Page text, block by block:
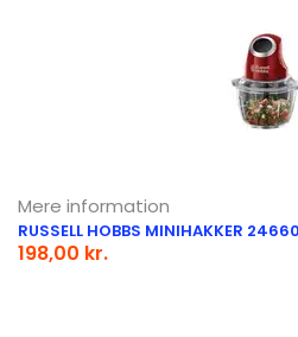
Mere information
RUSSELL HOBBS MINIHAKKER
198,00 kr.